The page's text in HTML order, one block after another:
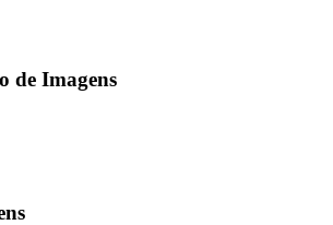
de Imagens